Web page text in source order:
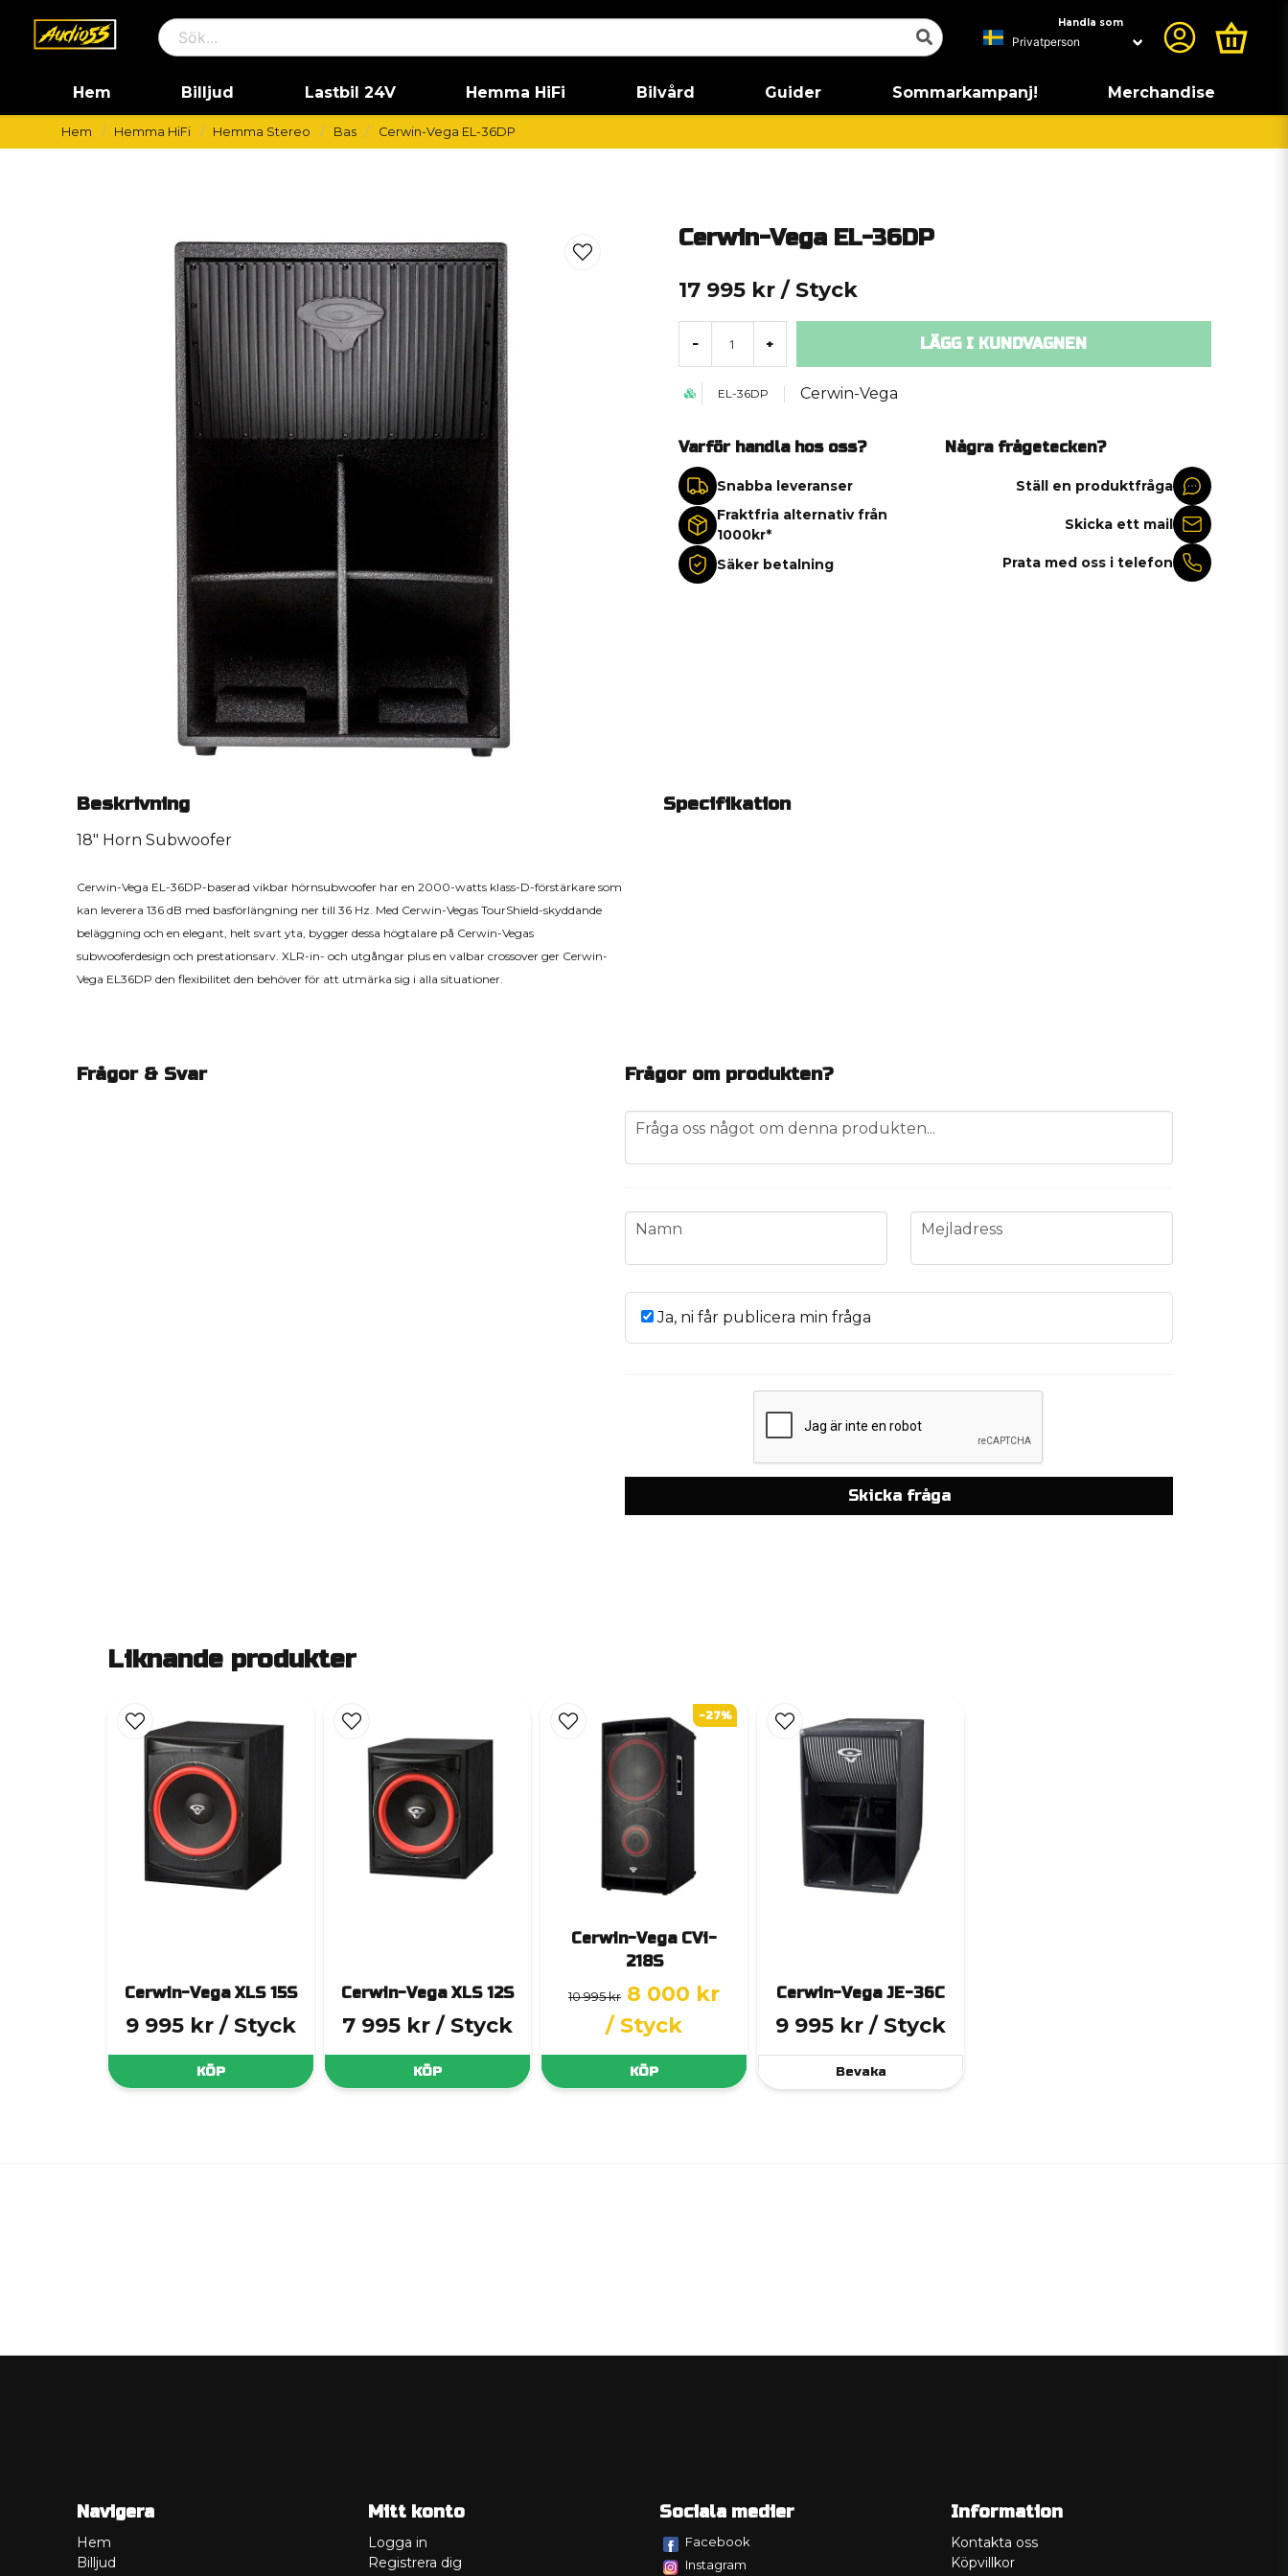
Handla som
Hem Billjud Lastbil 24V Hemma HiFi Bilvård Guider Sommarkampanj! Merchandise
Hem Hemma HiFi Hemma Stereo Bas Cerwin-Vega EL-36DP
Cerwin-Vega EL-36DP
17 995 kr / Styck
- + LÄGG I KUNDVAGNEN
EL-36DP Cerwin-Vega
Varför handla hos oss?
Snabba leveranser
Fraktfria alternativ från
1000kr*
Säker betalning
Några frågetecken?
Ställ en produktfråga
Skicka ett mail
Prata med oss i telefon
Beskrivning
18" Horn Subwoofer
Cerwin-Vega EL-36DP-baserad vikbar hörnsubwoofer har en 2000-watts klass-D-förstärkare som
kan leverera 136 dB med basförlängning ner till 36 Hz. Med Cerwin-Vegas TourShield-skyddande
beläggning och en elegant, helt svart yta, bygger dessa högtalare på Cerwin-Vegas
subwooferdesign och prestationsarv. XLR-in- och utgångar plus en valbar crossover ger Cerwin-
Vega EL36DP den flexibilitet den behöver för att utmärka sig i alla situationer.
Specifikation
Frågor & Svar Frågor om produkten?
question
Fråga oss något om denna produkten...
name
Namn email
Mejladress
Ja, ni får publicera min fråga
Skicka fråga
Liknande produkter
Cerwin-Vega XLS 15S
9 995 kr / Styck
KÖP
Cerwin-Vega XLS 12S
7 995 kr / Styck
KÖP
Cerwin-Vega CVi-
218S
10 995 kr 8 000 kr
/ Styck
KÖP
-27%
Cerwin-Vega JE-36C
9 995 kr / Styck
Bevaka
Navigera
Hem
Billjud
Mitt konto
Logga in
Registrera dig
Sociala medier
Facebook
Instagram
Information
Kontakta oss
Köpvillkor